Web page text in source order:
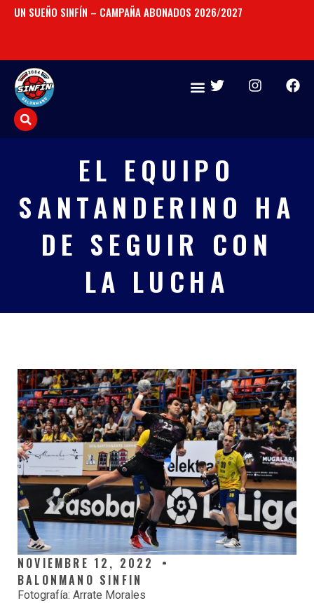
UN SUEÑO SINFÍN – CAMPAÑA ABONADOS 2026/2027
T
t
r
I
a
m
F
b
EL EQUIPO
SANTANDERINO HA
DE SEGUIR CON
LA LUCHA
NOVIEMBRE 12, 2022
BALONMANO SINFIN
Fotografía: Arrate Morales